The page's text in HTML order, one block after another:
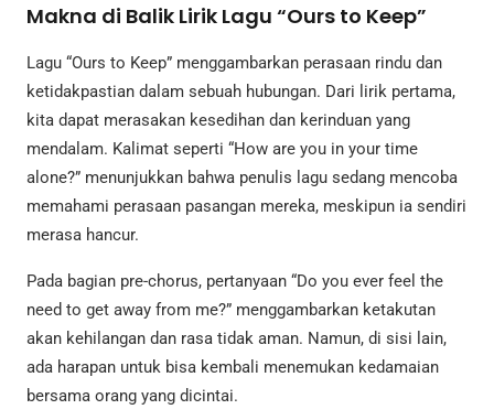
Makna di Balik Lirik Lagu “Ours to Keep”
Lagu “Ours to Keep” menggambarkan perasaan rindu dan
ketidakpastian dalam sebuah hubungan. Dari lirik pertama,
kita dapat merasakan kesedihan dan kerinduan yang
mendalam. Kalimat seperti “How are you in your time
alone?” menunjukkan bahwa penulis lagu sedang mencoba
memahami perasaan pasangan mereka, meskipun ia sendiri
merasa hancur.
Pada bagian pre-chorus, pertanyaan “Do you ever feel the
need to get away from me?” menggambarkan ketakutan
akan kehilangan dan rasa tidak aman. Namun, di sisi lain,
ada harapan untuk bisa kembali menemukan kedamaian
bersama orang yang dicintai.